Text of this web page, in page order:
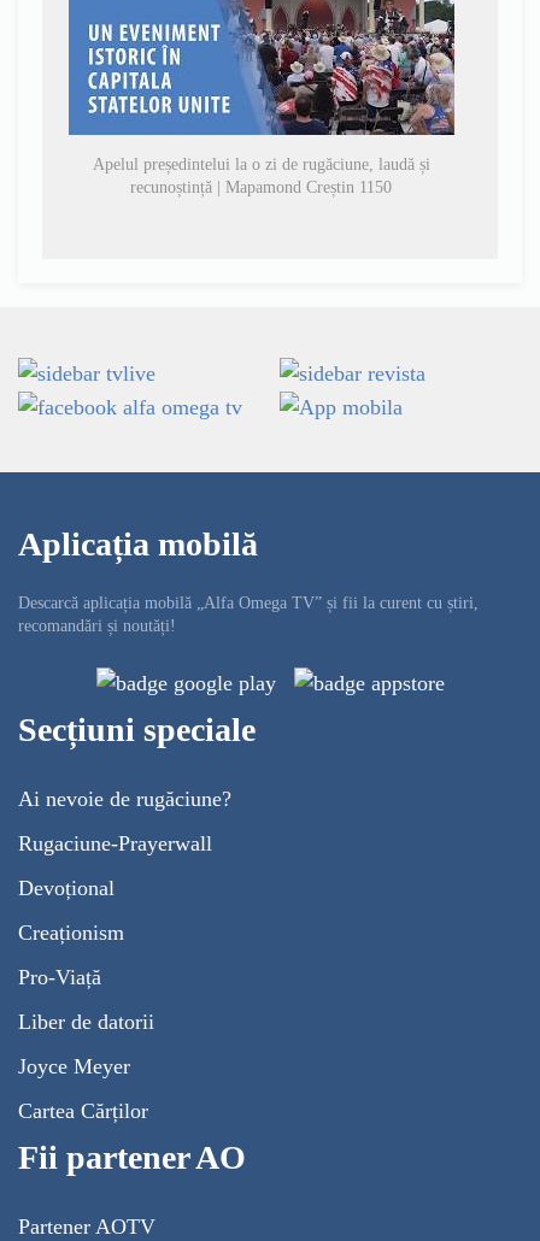
Apelul președintelui la o zi de rugăciune, laudă și
recunoștință | Mapamond Creștin 1150
Aplicația mobilă
Descarcă aplicația mobilă „Alfa Omega TV” și fii la curent cu știri,
recomandări și noutăți!
Secțiuni speciale
Ai nevoie de rugăciune?
Rugaciune-Prayerwall
Devoțional
Creaționism
Pro-Viață
Liber de datorii
Joyce Meyer
Cartea Cărților
Fii partener AO
Partener AOTV